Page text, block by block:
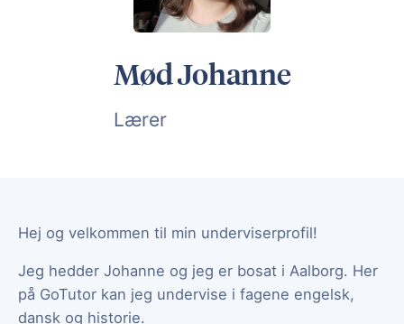
Undervisere
Mød Johanne
Lærer
Hej og velkommen til min underviserprofil!
Jeg hedder Johanne og jeg er bosat i Aalborg. Her
på GoTutor kan jeg undervise i fagene engelsk,
dansk og historie.